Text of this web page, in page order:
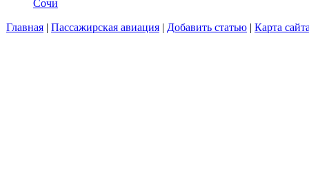
Сочи
Главная | Пассажирская авиация | Добавить статью | Карта